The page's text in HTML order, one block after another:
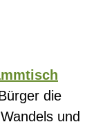
die
und